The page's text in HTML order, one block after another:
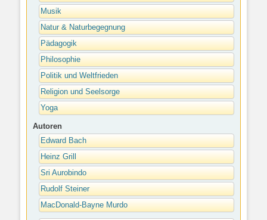
Musik
Natur & Naturbegegnung
Pädagogik
Philosophie
Politik und Weltfrieden
Religion und Seelsorge
Yoga
Autoren
Edward Bach
Heinz Grill
Sri Aurobindo
Rudolf Steiner
MacDonald-Bayne Murdo